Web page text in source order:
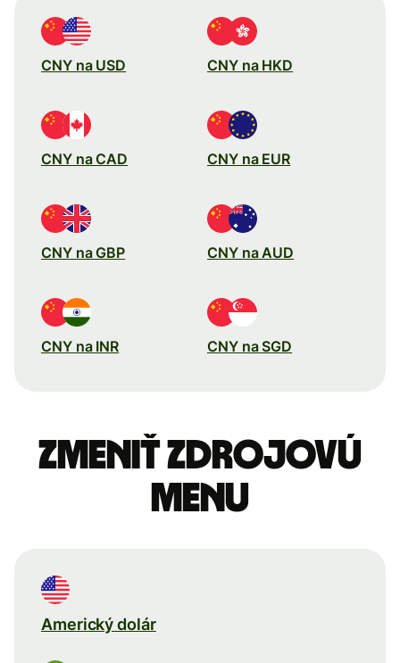
CNY na USD CNY na HKD
CNY na CAD CNY na EUR
CNY na GBP CNY na AUD
CNY na INR CNY na SGD
Zmeniť zdrojovú
menu
Americký dolár